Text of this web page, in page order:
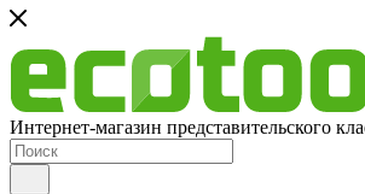
Интернет-магазин представительского